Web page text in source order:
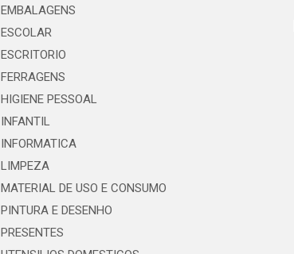
EMBALAGENS
ESCOLAR
ESCRITORIO
FERRAGENS
HIGIENE PESSOAL
INFANTIL
INFORMATICA
LIMPEZA
MATERIAL DE USO E CONSUMO
PINTURA E DESENHO
PRESENTES